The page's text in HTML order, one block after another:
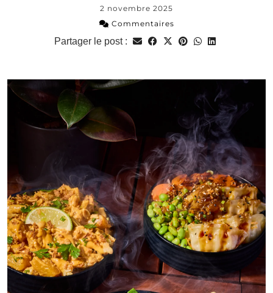
2 novembre 2025
Commentaires
Partager le post :